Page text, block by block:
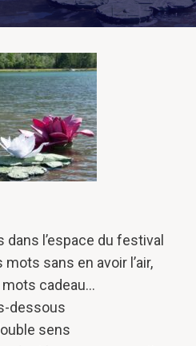
l’espace du festival
sans en avoir l’air,
cadeau…
dessous
sens